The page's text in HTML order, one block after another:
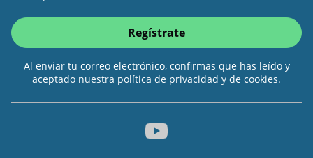
Regístrate
Al enviar tu correo electrónico, confirmas que has leído y
aceptado nuestra política de privacidad y de cookies.